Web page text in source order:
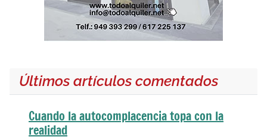
Últimos artículos comentados
Cuando la autocomplacencia topa con la
realidad